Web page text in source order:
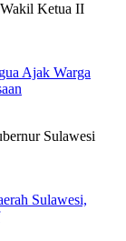
Ketua II
Ajak Warga
Sulawesi
Sulawesi,